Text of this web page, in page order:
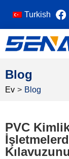
Turkish
Blog
Ev > Blog
PVC Kimlik